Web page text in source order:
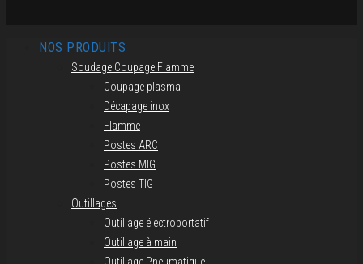
NOS PRODUITS
Soudage Coupage Flamme
Coupage plasma
Décapage inox
Flamme
Postes ARC
Postes MIG
Postes TIG
Outillages
Outillage électroportatif
Outillage à main